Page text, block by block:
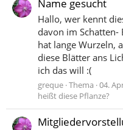
Name gesucht
Hallo, wer kennt
davon im Schatten-
hat lange Wurzeln,
diese Blätter ans
ich das will :(
greque Thema 04.
heißt diese Pflanze?